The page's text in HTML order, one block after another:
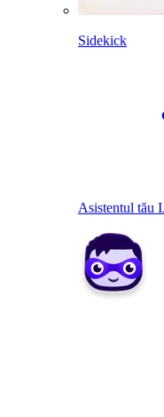
Sidekick
Asistentul tău